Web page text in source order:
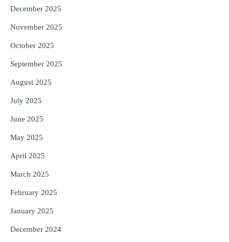
December 2025
November 2025
October 2025
September 2025
August 2025
July 2025
June 2025
May 2025
April 2025
March 2025
February 2025
January 2025
December 2024